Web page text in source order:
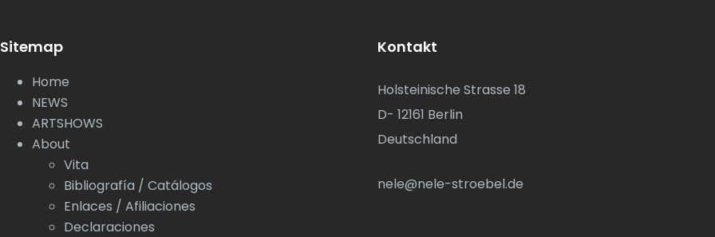
Sitemap
Home
NEWS
ARTSHOWS
About
Vita
Bibliografía / Catálogos
Enlaces / Afiliaciones
Declaraciones
Kontakt
Holsteinische Strasse 18
D- 12161 Berlin
Deutschland
nele@nele-stroebel.de